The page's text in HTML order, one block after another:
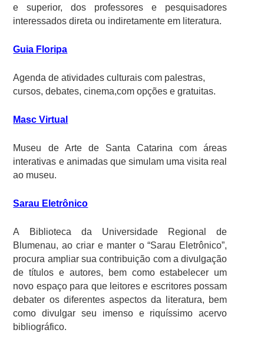
e superior, dos professores e pesquisadores
interessados direta ou indiretamente em literatura.
Guia Floripa
Agenda de atividades culturais com palestras,
cursos, debates, cinema,com opções e gratuitas.
Masc Virtual
Museu de Arte de Santa Catarina com áreas
interativas e animadas que simulam uma visita real
ao museu.
Sarau Eletrônico
A Biblioteca da Universidade Regional de
Blumenau, ao criar e manter o “Sarau Eletrônico”,
procura ampliar sua contribuição com a divulgação
de títulos e autores, bem como estabelecer um
novo espaço para que leitores e escritores possam
debater os diferentes aspectos da literatura, bem
como divulgar seu imenso e riquíssimo acervo
bibliográfico.